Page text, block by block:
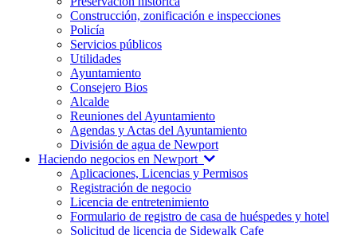
Construcción, zonificación e inspecciones
Policía
Servicios públicos
Utilidades
Ayuntamiento
Consejero Bios
Alcalde
Reuniones del Ayuntamiento
Agendas y Actas del Ayuntamiento
División de agua de Newport
Haciendo negocios en Newport
Aplicaciones, Licencias y Permisos
Registración de negocio
Licencia de entretenimiento
Formulario de registro de casa de huéspedes y hotel
Solicitud de licencia de Sidewalk Cafe